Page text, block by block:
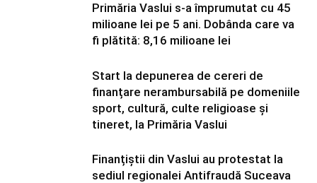
Primăria Vaslui s-a împrumutat cu 45
milioane lei pe 5 ani. Dobânda care va
fi plătită: 8,16 milioane lei
Start la depunerea de cereri de
finanțare nerambursabilă pe domeniile
sport, cultură, culte religioase și
tineret, la Primăria Vaslui
Finanțiștii din Vaslui au protestat la
sediul regionalei Antifraudă Suceava